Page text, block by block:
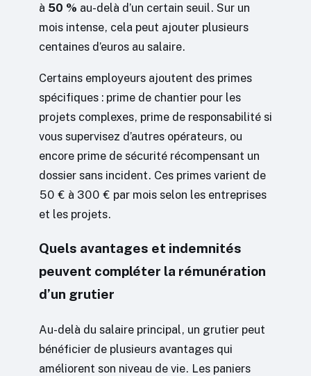
à 50 % au-delà d’un certain seuil. Sur un
mois intense, cela peut ajouter plusieurs
centaines d’euros au salaire.
Certains employeurs ajoutent des primes
spécifiques : prime de chantier pour les
projets complexes, prime de responsabilité si
vous supervisez d’autres opérateurs, ou
encore prime de sécurité récompensant un
dossier sans incident. Ces primes varient de
50 € à 300 € par mois selon les entreprises
et les projets.
Quels avantages et indemnités
peuvent compléter la rémunération
d’un grutier
Au-delà du salaire principal, un grutier peut
bénéficier de plusieurs avantages qui
améliorent son niveau de vie. Les paniers